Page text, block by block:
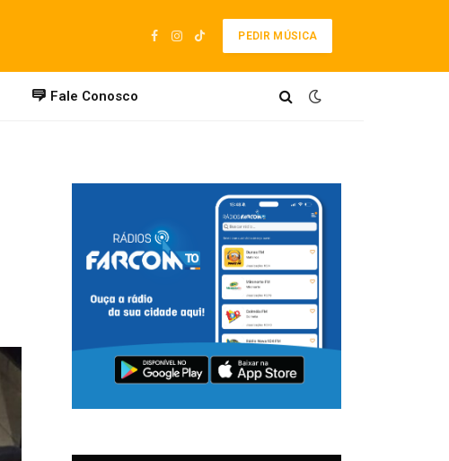
Facebook
Instagram
TikTok
PEDIR MÚSICA
Fale Conosco